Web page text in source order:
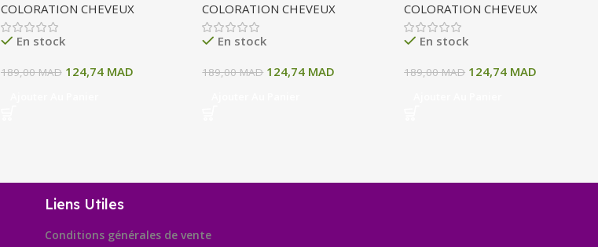
N BLOND PATINE 135 ML
COLORATION CHEVEUX
En stock
189,00MAD 124,74 MAD
11A BLOND SABLE CENDRE 135
ML
COLORATION CHEVEUX
En stock
189,00MAD 124,74 MAD
11R ROUGE MYRTILLE 135 ML
COLORATION CHEVEUX
En stock
189,00MAD 124,74 MAD
Liens Utiles
Conditions générales de vente